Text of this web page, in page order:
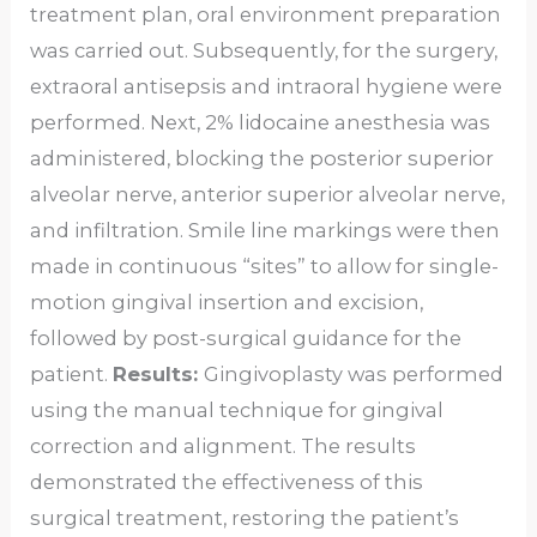
treatment plan, oral environment preparation
was carried out. Subsequently, for the surgery,
extraoral antisepsis and intraoral hygiene were
performed. Next, 2% lidocaine anesthesia was
administered, blocking the posterior superior
alveolar nerve, anterior superior alveolar nerve,
and infiltration. Smile line markings were then
made in continuous “sites” to allow for single-
motion gingival insertion and excision,
followed by post-surgical guidance for the
patient. Results: Gingivoplasty was performed
using the manual technique for gingival
correction and alignment. The results
demonstrated the effectiveness of this
surgical treatment, restoring the patient’s